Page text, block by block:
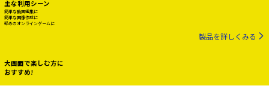
主な利用シーン
簡単な動画編集に
簡単な画像作成に
軽めのオンラインゲームに
製品を詳しくみる
大画面で楽しむ方に
おすすめ!